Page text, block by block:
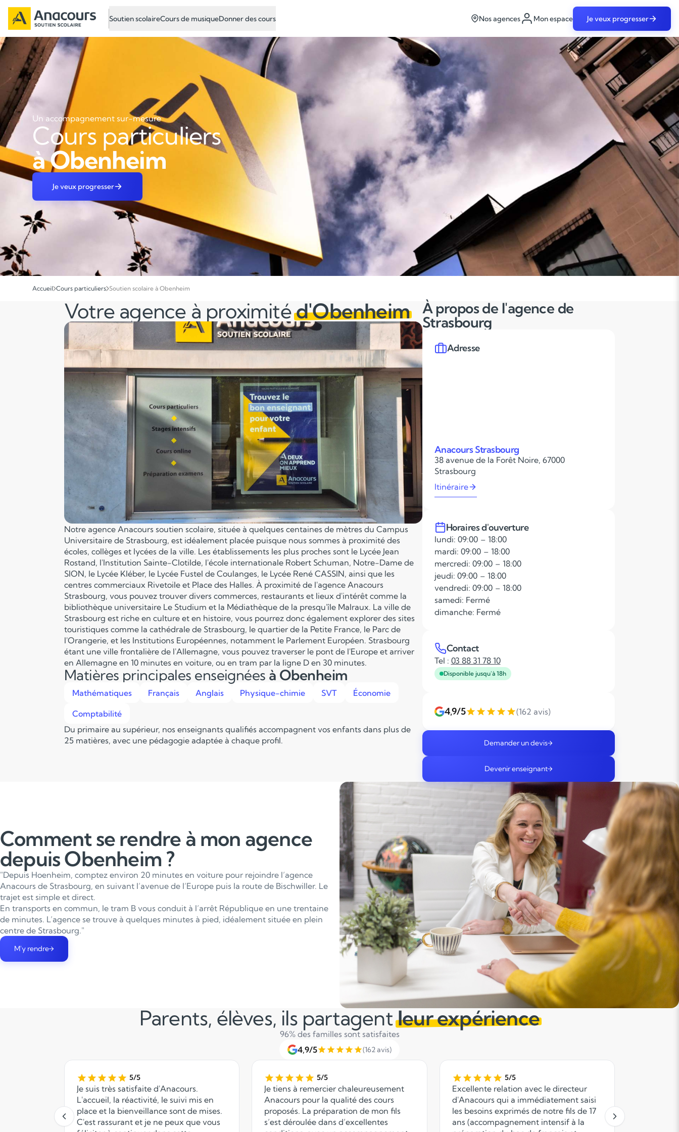
Soutien scolaireCours de musiqueDonner des cours Nos agences Mon espace Je veux progresser
Un accompagnement sur-mesure
Cours particuliers
à Obenheim
Je veux progresser
Accueil Cours particuliers Soutien scolaire à Obenheim
Votre agence à proximitéd'Obenheim
Notre agence Anacours soutien scolaire, située à quelques centaines de mètres du Campus
Universitaire de Strasbourg, est idéalement placée puisque nous sommes à proximité des
écoles, collèges et lycées de la ville. Les établissements les plus proches sont le Lycée Jean
Rostand, l'Institution Sainte-Clotilde, l'école internationale Robert Schuman, Notre-Dame de
SION, le Lycée Kléber, le Lycée Fustel de Coulanges, le Lycée René CASSIN, ainsi que les
centres commerciaux Rivetoile et Place des Halles. À proximité de l'agence Anacours
Strasbourg, vous pouvez trouver divers commerces, restaurants et lieux d'intérêt comme la
bibliothèque universitaire Le Studium et la Médiathèque de la presqu'île Malraux. La ville de
Strasbourg est riche en culture et en histoire, vous pourrez donc également explorer des sites
touristiques comme la cathédrale de Strasbourg, le quartier de la Petite France, le Parc de
l'Orangerie, et les Institutions Européennes, notamment le Parlement Européen. Strasbourg
étant une ville frontalière de l'Allemagne, vous pouvez traverser le pont de l'Europe et arriver
en Allemagne en 10 minutes en voiture, ou en tram par la ligne D en 30 minutes.
Matières principales enseignées à Obenheim
Mathématiques Français Anglais Physique-chimie SVT Économie
Comptabilité
Du primaire au supérieur, nos enseignants qualifiés accompagnent vos enfants dans plus de
25 matières, avec une pédagogie adaptée à chaque profil.
À propos de l'agence de
Strasbourg
Adresse
Anacours Strasbourg
38 avenue de la Forêt Noire, 67000
Strasbourg
Itinéraire
Horaires d'ouverture
lundi: 09:00 – 18:00
mardi: 09:00 – 18:00
mercredi: 09:00 – 18:00
jeudi: 09:00 – 18:00
vendredi: 09:00 – 18:00
samedi: Fermé
dimanche: Fermé
Contact
Tel : 03 88 31 78 10
Disponible jusqu'à 18h
4,9/5 (162 avis)
Demander un devis
Devenir enseignant
Comment se rendre à mon agence
depuis Obenheim ?
"Depuis Hoenheim, comptez environ 20 minutes en voiture pour rejoindre l’agence
Anacours de Strasbourg, en suivant l’avenue de l’Europe puis la route de Bischwiller. Le
trajet est simple et direct.
En transports en commun, le tram B vous conduit à l’arrêt République en une trentaine
de minutes. L’agence se trouve à quelques minutes à pied, idéalement située en plein
centre de Strasbourg."
M'y rendre
Parents, élèves, ils partagentleur expérience
96% des familles sont satisfaites
4,9/5
(162 avis)
5/5
Je suis très satisfaite d'Anacours.
L'accueil, la réactivité, le suivi mis en
place et la bienveillance sont de mises.
C'est rassurant et je ne peux que vous
5/5
Je tiens à remercier chaleureusement
Anacours pour la qualité des cours
proposés. La préparation de mon fils
s’est déroulée dans d’excellentes
5/5
Excellente relation avec le directeur
d'Anacours qui a immédiatement saisi
les besoins exprimés de notre fils de 17
ans (accompagnement intensif à la